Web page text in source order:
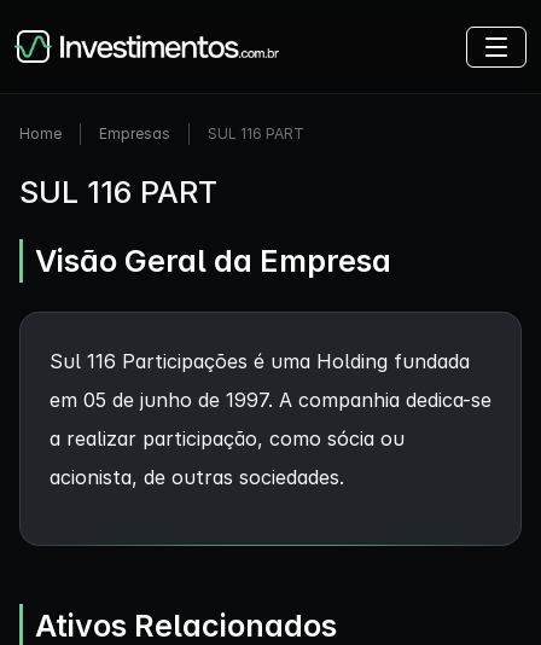
Home Empresas SUL 116 PART
SUL 116 PART
Visão Geral da Empresa
Sul 116 Participações é uma Holding fundada
em 05 de junho de 1997. A companhia dedica-se
a realizar participação, como sócia ou
acionista, de outras sociedades.
Ativos Relacionados